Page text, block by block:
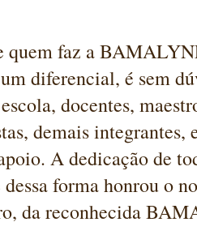
quem faz a
diferencial, é sem
docentes,
demais integrantes,
A dedicação de
forma honrou o
da reconhecida